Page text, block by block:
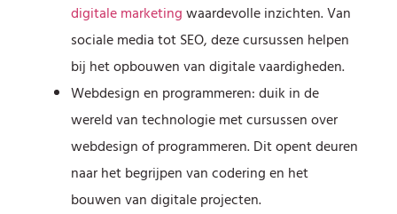
digitale marketingwaardevolle inzichten. Van
sociale media tot SEO, deze cursussen helpen
bij het opbouwen van digitale vaardigheden.
Webdesign en programmeren: duik in de
wereld van technologie met cursussen over
webdesign of programmeren. Dit opent deuren
naar het begrijpen van codering en het
bouwen van digitale projecten.